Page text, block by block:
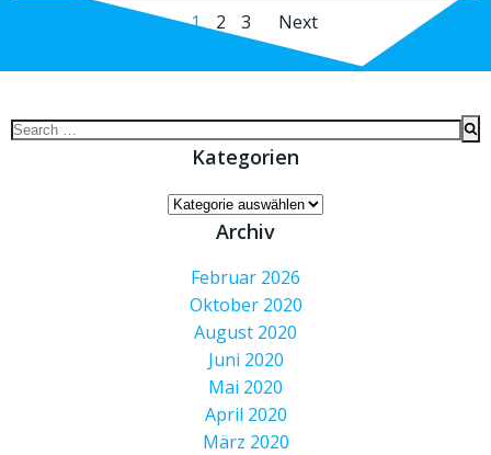
Posts
navigation
Page
1 Page
2 Page
3
Posts
navigation
Next
Search
Kategorien
Kategorien
Archiv
Februar 2026
Oktober 2020
August 2020
Juni 2020
Mai 2020
April 2020
März 2020